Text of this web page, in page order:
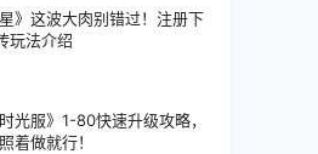
星》这波大肉别错过！注册下
玩法介绍
光服》1-80快速升级攻略，
着做就行！